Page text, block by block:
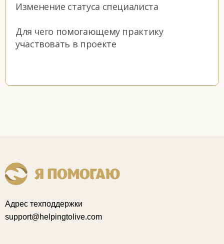
Изменение статуса специалиста
Для чего помогающему практику
участвовать в проекте
Адрес техподдержки
support@helpingtolive.com